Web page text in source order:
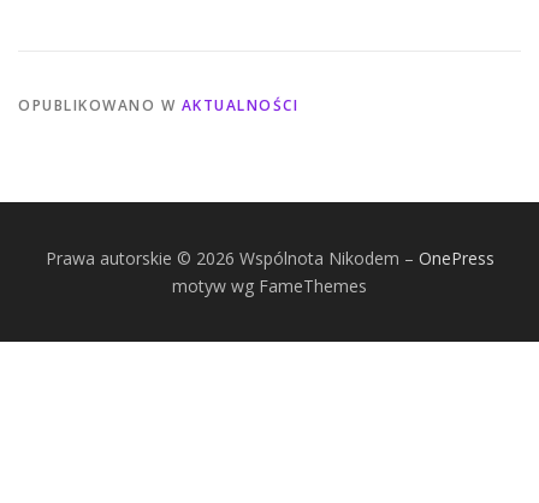
OPUBLIKOWANO W AKTUALNOŚCI
Prawa autorskie © 2026 Wspólnota Nikodem – OnePress
motyw wg FameThemes